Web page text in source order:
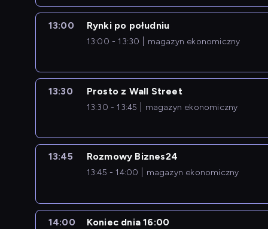
13:00 Rynki po południu
13:00 - 13:30 magazyn ekonomiczny
13:30 Prosto z Wall Street
13:30 - 13:45 magazyn ekonomiczny
13:45 Rozmowy Biznes24
13:45 - 14:00 magazyn ekonomiczny
14:00 Koniec dnia 16:00